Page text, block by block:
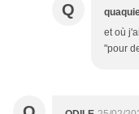
Q
et où
"pour